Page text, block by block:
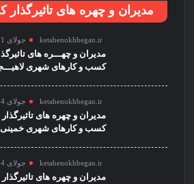
مدیران و چهره های
ketabenokhbegan.ir جولای 21, 2021
مدیران و چهـــره های
کسب و کارهای شهری
ketabenokhbegan.ir جولای 14, 2021
مدیران و چهره های
کسب و کارهای شهری
ketabenokhbegan.ir جولای 14, 2021
مدیران و چهره های